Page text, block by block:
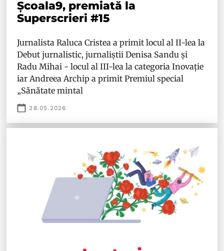
Școala9, premiată la
Superscrieri #15
Jurnalista Raluca Cristea a primit locul al II-lea la
Debut jurnalistic, jurnaliștii Denisa Sandu și
Radu Mihai - locul al III-lea la categoria Inovație
iar Andreea Archip a primit Premiul special
„Sănătate mintal
28.05.2026